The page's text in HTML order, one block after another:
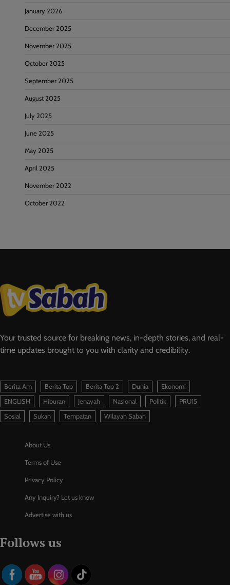
January 2026
December 2025
November 2025
October 2025
September 2025
August 2025
July 2025
June 2025
May 2025
April 2025
November 2022
October 2022
Your trusted source for breaking news, in-depth stories, and real-
time updates brought to you with clarity and credibility.
Berita Am Berita Top Berita Top 2 Dunia
Ekonomi
ENGLISH
Hiburan Jenayah Nasional Politik
PRU15
Sosial
Sukan Tempatan Wilayah Sabah
About Us
Terms of Use
Privacy Policy
Any Inquiry? Let us know
Advertise with us
Follows us